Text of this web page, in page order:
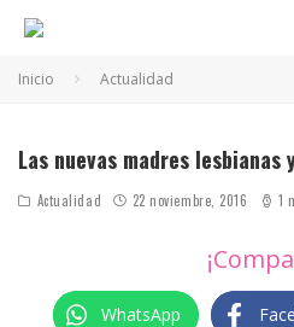
Inicio Actualidad
Las nuevas madres
Actualidad 22 noviembre, 2016 1
WhatsApp